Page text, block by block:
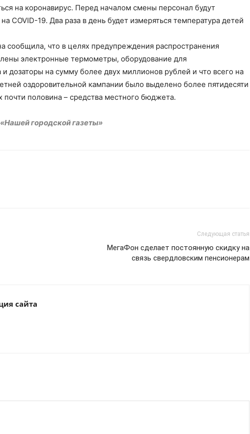
на коронавирус. Перед началом смены персонал будут
COVID-19. Два раза в день будет измеряться температура детей
сообщила, что в целях предупреждения распространения
электронные термометры, оборудование для
и дозаторы на сумму более двух миллионов рублей и что всего на
оздоровительной кампании было выделено более пятидесяти
почти половина – средства местного бюджета.
городской газеты»
Следующая статья
МегаФон сделает постоянную скидку на
связь свердловским пенсионерам
сайта